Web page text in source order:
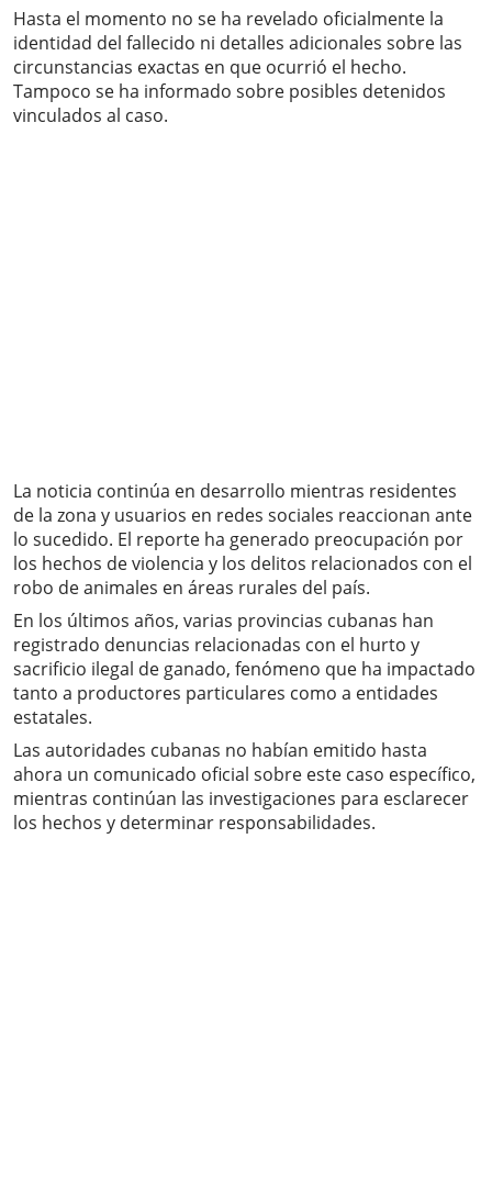
Hasta el momento no se ha revelado oficialmente la
identidad del fallecido ni detalles adicionales sobre las
circunstancias exactas en que ocurrió el hecho.
Tampoco se ha informado sobre posibles detenidos
vinculados al caso.
La noticia continúa en desarrollo mientras residentes
de la zona y usuarios en redes sociales reaccionan ante
lo sucedido. El reporte ha generado preocupación por
los hechos de violencia y los delitos relacionados con el
robo de animales en áreas rurales del país.
En los últimos años, varias provincias cubanas han
registrado denuncias relacionadas con el hurto y
sacrificio ilegal de ganado, fenómeno que ha impactado
tanto a productores particulares como a entidades
estatales.
Las autoridades cubanas no habían emitido hasta
ahora un comunicado oficial sobre este caso específico,
mientras continúan las investigaciones para esclarecer
los hechos y determinar responsabilidades.